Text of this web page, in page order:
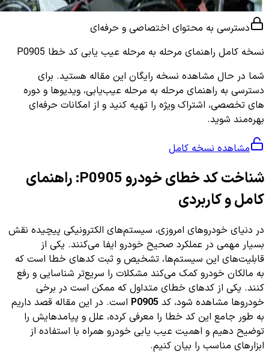
دسترسی به محتوای اختصاصی و حرفه‌ای
نسخه کامل راهنمای مرحله به مرحله عیب یابی کد خطا P0905
شما در حال مشاهده نسخه رایگان این مقاله هستید. برای
دسترسی به راهنمای مرحله به مرحله عیب‌یابی، ویدیوها و دوره
های تخصصی، اشتراک ویژه را تهیه کنید و از امکانات حرفه‌ای
بهره‌مند شوید.
مشاهده نسخه کامل
شناخت کد خطای خودرو P0905: راهنمای
کامل و کاربردی
در دنیای خودروهای امروزی، سیستم‌های الکترونیکی پیچیده نقش
بسیار مهمی در عملکرد صحیح خودرو ایفا می‌کنند. یکی از
قابلیت‌های این سیستم‌ها، تشخیص و ثبت کدهای خطا است که
به مالکان خودرو کمک می‌کند مشکلات را سریع‌تر شناسایی و رفع
کنند. یکی از کدهای خطای متداول که ممکن است در برخی
خودروها مشاهده شود، کد P0905 است. در این مقاله قصد داریم
به طور جامع این کد خطا را معرفی کرده، علل و پیامدهایش را
توضیح دهیم و اهمیت عیب یابی خودرو همراه با استفاده از
ابزارهای مناسب را بیان کنیم.